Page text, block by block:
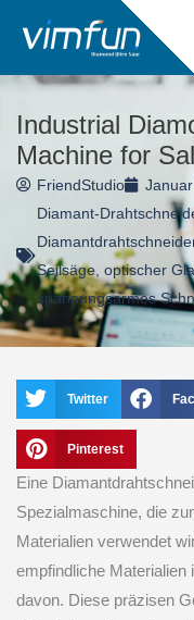
Inhalt
springen
Industrial
Machine for
FriendStudio
Diamant-
Seilsäge optischer
spannungsarmes
Twitter
Pinterest
Eine
Spezialmaschine, die
Materialien verwendet
empfindliche Materialien
davon. Diese präzisen